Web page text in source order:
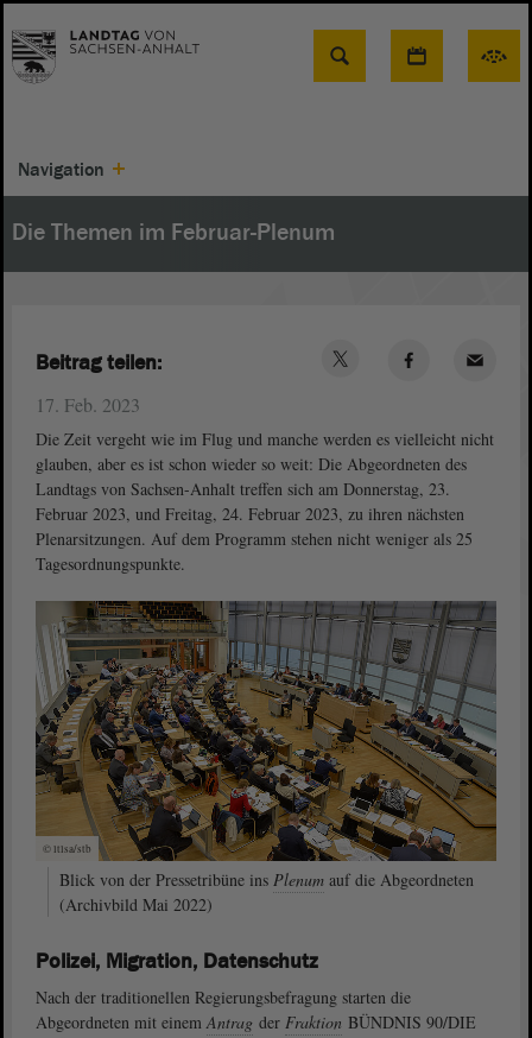
Suche
Navigation
Die Themen im Februar-Plenum
17. Feb. 2023
Die Zeit vergeht wie im Flug und manche werden es vielleicht nicht
glauben, aber es ist schon wieder so weit: Die Abgeordneten des
Landtags von Sachsen-Anhalt treffen sich am Donnerstag, 23.
Februar 2023, und Freitag, 24. Februar 2023, zu ihren nächsten
Plenarsitzungen. Auf dem Programm stehen nicht weniger als 25
Tagesordnungspunkte.
© ltlsa/stb
Blick von der Pressetribüne ins Plenum auf die Abgeordneten
(Archivbild Mai 2022)
Polizei, Migration, Datenschutz
Nach der traditionellen Regierungsbefragung starten die
Abgeordneten mit einemAntrag der Fraktion BÜNDNIS 90/DIE
Beitrag teilen: